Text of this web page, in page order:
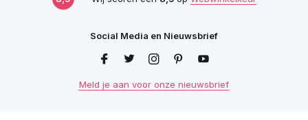
Social Media en Nieuwsbrief
Meld je aan voor onze nieuwsbrief